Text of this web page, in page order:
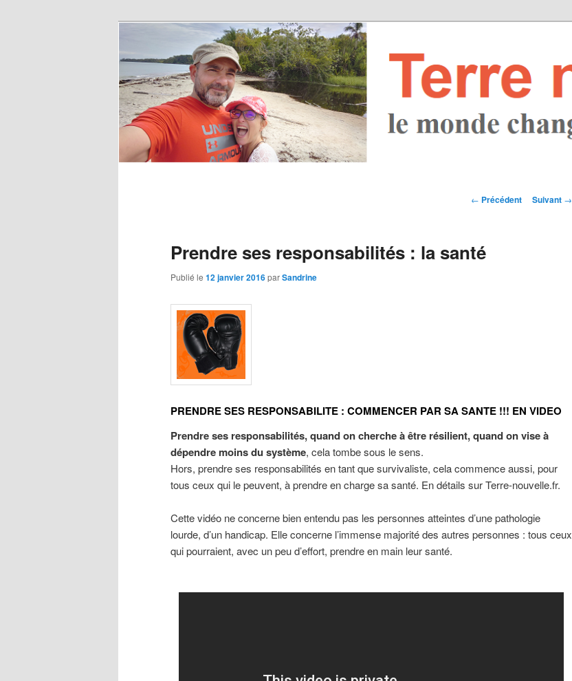
Navigation des
← Précédent Suivant →
Prendre ses responsabilités : la santé
Publié le 12 janvier 2016parSandrine
PRENDRE SES RESPONSABILITE : COMMENCER PAR SA SANTE !!! EN VIDEO
Prendre ses responsabilités, quand on cherche à être résilient, quand on vise à
dépendre moins du système, cela tombe sous le sens.
Hors, prendre ses responsabilités en tant que survivaliste, cela commence aussi, pour
tous ceux qui le peuvent, à prendre en charge sa santé. En détails sur Terre-nouvelle.fr.
Cette vidéo ne concerne bien entendu pas les personnes atteintes d’une pathologie
lourde, d’un handicap. Elle concerne l’immense majorité des autres personnes : tous ceux
qui pourraient, avec un peu d’effort, prendre en main leur santé.